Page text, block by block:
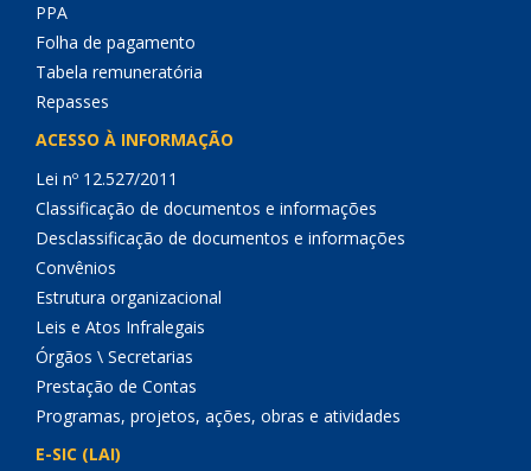
PPA
Folha de pagamento
Tabela remuneratória
Repasses
ACESSO À INFORMAÇÃO
Lei nº 12.527/2011
Classificação de documentos e informações
Desclassificação de documentos e informações
Convênios
Estrutura organizacional
Leis e Atos Infralegais
Órgãos \ Secretarias
Prestação de Contas
Programas, projetos, ações, obras e atividades
E-SIC (LAI)